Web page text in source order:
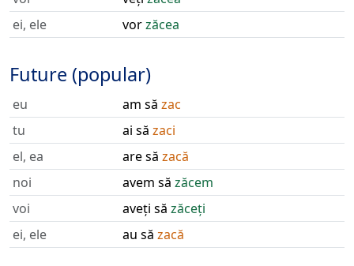
ei, ele
vorzăcea
Future (popular)
eu am să zac
tu
ai să zaci
el, ea
are să zacă
noi
avem să zăcem
voi
aveți să zăceți
ei, ele
au să zacă